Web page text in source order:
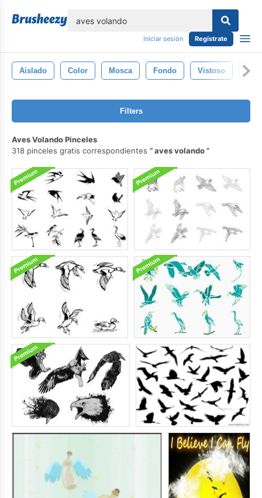
Iniciar sesión Regístrate
Aislado Color Mosca Fondo Vistoso
Filters
Aves Volando Pinceles
318 pinceles gratis correspondientes
aves volando